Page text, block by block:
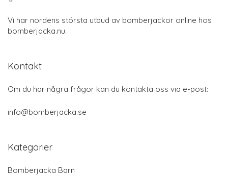
Vi har nordens största utbud av bomberjackor online hos
bomberjacka.nu.
Kontakt
Om du har några frågor kan du kontakta oss via e-post:
info@bomberjacka.se
Kategorier
Bomberjacka Barn